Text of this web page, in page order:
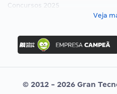
Concursos 2025
Concurso Ibama
Concurso MPU
Editais publicados
Veja
© 2012 - 2026 Gran